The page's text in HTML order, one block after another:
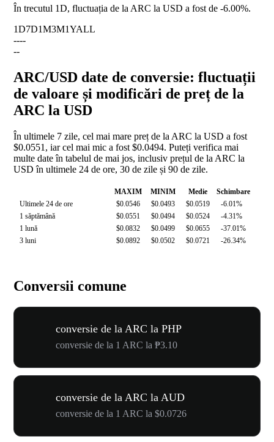
În trecutul 1D, fluctuația de la ARC la USD a fost de -6.00%.
1D7D1M3M1YALL
----
--
ARC/USD date de conversie: fluctuații
de valoare și modificări de preț de la
ARC la USD
În ultimele 7 zile, cel mai mare preț de la ARC la USD a fost
$0.0551, iar cel mai mic a fost $0.0494. Puteți verifica mai
multe date în tabelul de mai jos, inclusiv prețul de la ARC la
USD în ultimele 24 de ore, 30 de zile și 90 de zile.
MAXIM MINIM Medie
Schimbare
Ultimele 24 de ore
$0.0546 $0.0493 $0.0519
-6.01%
1 săptămână
$0.0551 $0.0494 $0.0524
-4.31%
1 lună
$0.0832 $0.0499 $0.0655
-37.01%
3 luni
$0.0892 $0.0502 $0.0721 -26.34%
Conversii comune
conversie de la ARC la PHP
conversie de la 1 ARC la ₱3.10
conversie de la ARC la AUD
conversie de la 1 ARC la $0.0726